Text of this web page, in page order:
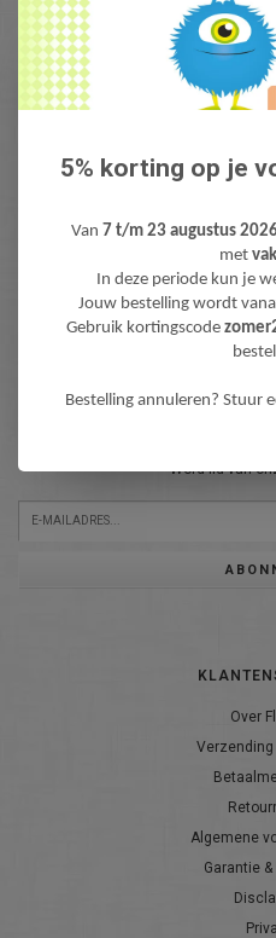
Fluzzy is de webshop met bijzondere
mooie knuffeldieren, gekke fantasie
van Film & TV en zacht pluche
Word lid van
Over
Verzending
Algemene
Garantie
5% korting op je
Van 7 t/m 23 augustus
met
In deze periode kun je
Jouw bestelling wordt
Gebruik kortingscode
Bestelling annuleren? Stuur